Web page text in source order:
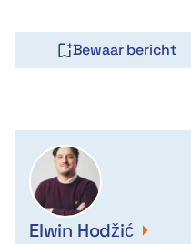
Bewaar bericht
Elwin Hodžić